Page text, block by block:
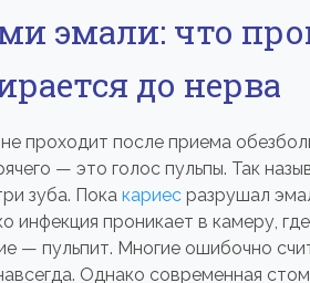
эмали: что
до нерва
проходит после приема
— это голос пульпы. Так
зуба. Пока кариес разрушал
инфекция проникает в камеру,
— пульпит. Многие ошибочно
Однако современная